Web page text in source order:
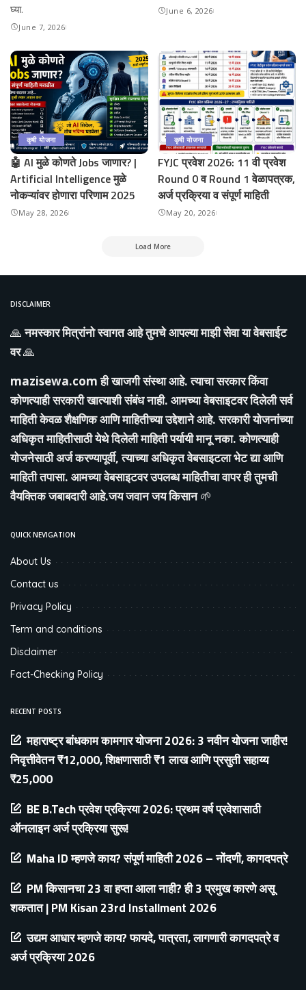
घ्या.
June 7, 2026
June 6, 2026
कृषी योजना
🤖 AI मुळे कोणते Jobs जाणार? |
Artificial Intelligence मुळे
नोकऱ्यांवर होणारा परिणाम 2025
May 28, 2026
कृषी योजना
FYJC प्रवेश 2026: 11 वी प्रवेश
Round 0 व Round 1 वेळापत्रक,
अर्ज प्रक्रिया व संपूर्ण माहिती
May 20, 2026
Load More
DISCLAIMER
🙏नमस्कार मित्रांनो स्वागत आहे तुमचे आपल्या माझी सेवा या वेबसाईट
वर🙏
mazisewa.comही खाजगी संस्था आहे. त्याचा सरकार किंवा
कोणत्याही सरकारी खात्याशी संबंध नाही. आमच्या वेबसाइटवर दिलेली सर्व
माहिती केवळ शैक्षणिक आणि माहितीच्या उद्देशाने आहे. सरकारी योजनांच्या
अधिकृत माहितीसाठी येथे दिलेली माहिती पर्यायी मानू नका. कोणत्याही
योजनेसाठी अर्ज करण्यापूर्वी, त्याच्या अधिकृत वेबसाइटला भेट द्या आणि
माहिती तपासा. आमच्या वेबसाइटवर उपलब्ध माहितीचा वापर ही तुमची
वैयक्तिक जबाबदारी आहे.जय जवान जय किसान🌱
QUICK NEVIGATION
About Us
Contact us
Privacy Policy
Term and conditions
Disclaimer
Fact-Checking Policy
RECENT POSTS
महाराष्ट्र बांधकाम कामगार योजना 2026: 3 नवीन योजना जाहीर!
निवृत्तीवेतन ₹12,000, शिक्षणासाठी ₹1 लाख आणि प्रसुती सहाय्य
₹25,000
BE B.Tech प्रवेश प्रक्रिया 2026: प्रथम वर्ष प्रवेशासाठी
ऑनलाइन अर्ज प्रक्रिया सुरू!
Maha ID म्हणजे काय? संपूर्ण माहिती 2026 – नोंदणी, कागदपत्रे
PM किसानचा 23 वा हप्ता आला नाही? ही 3 प्रमुख कारणे असू
शकतात | PM Kisan 23rd Installment 2026
उद्यम आधार म्हणजे काय? फायदे, पात्रता, लागणारी कागदपत्रे व
अर्ज प्रक्रिया 2026